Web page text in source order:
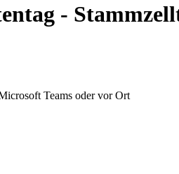
-
Teams oder vor Ort